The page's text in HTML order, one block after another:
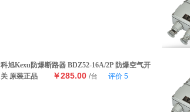
科旭Kexu防爆断路器 BDZ52-16A/2P 防爆空气开
关 原装正品
￥285.00 /台 评价 5